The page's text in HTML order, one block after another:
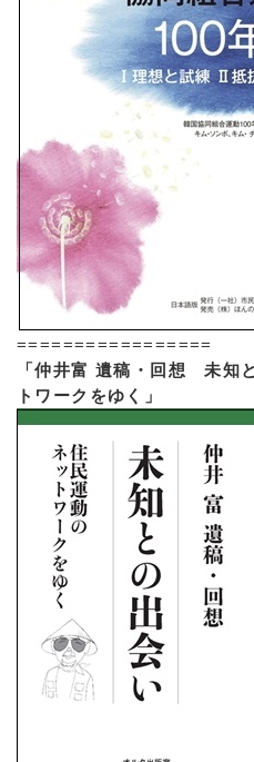
=================
「仲井富 遺稿・回想 未知
トワークをゆく」